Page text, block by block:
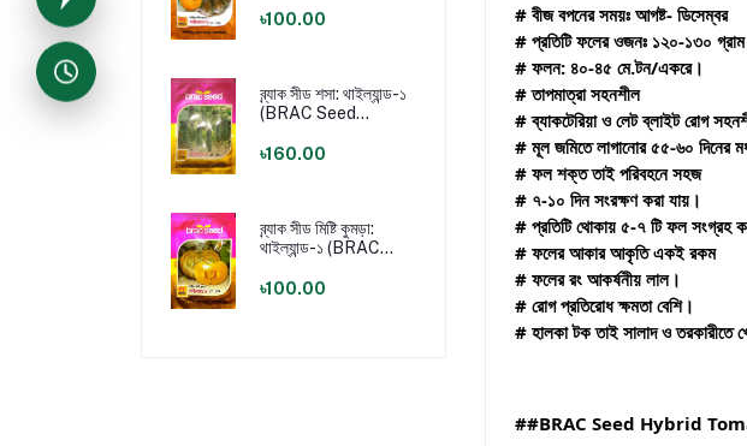
Thailand-2)
৳100.00
ব্র্যাক সীড শসা: থাইল্যান্ড-১
(BRAC Seed
Thailand-1)
৳160.00
ব্র্যাক সীড মিষ্টি কুমড়া:
থাইল্যান্ড-১ (BRAC
Thailand-1)
৳100.00
# বীজ বপনের সময়ঃ আগষ্ট- ডিসেম্বর
# প্রতিটি ফলের ওজনঃ ১২০-১৩০ গ্রাম
# ফলন: ৪০-৪৫ মে.টন/একরে।
# তাপমাত্রা সহনশীল
# ব্যাকটেরিয়া ও লেট ব্লাইট রোগ
# মূল জমিতে লাগানোর ৫৫-৬০ দিনের
# ফল শক্ত তাই পরিবহনে সহজ
# ৭-১০ দিন সংরক্ষণ করা যায়।
# প্রতিটি থোকায় ৫-৭ টি ফল সংগ্রহ
# ফলের আকার আকৃতি একই রকম
# ফলের রং আকর্ষনীয় লাল।
# রোগ প্রতিরোধ ক্ষমতা বেশি।
# হালকা টক তাই সালাদ ও তরকারীতে
##BRAC Seed Hybrid